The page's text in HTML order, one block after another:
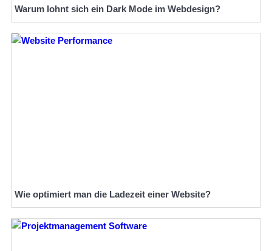
Warum lohnt sich ein Dark Mode im Webdesign?
Wie optimiert man die Ladezeit einer Website?